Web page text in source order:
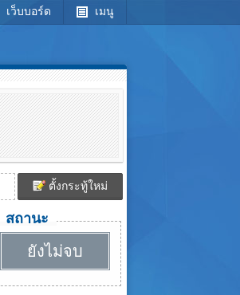
เว็บบอร์ด เมนู
ตั้งกระทู้ใหม่
สถานะ
ยังไม่จบ